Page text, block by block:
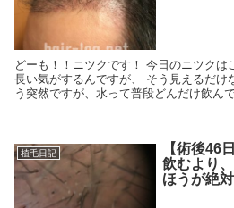
どーも！！ニツクです！ 今日のニツク
長い気がするんですが、 そう見えるだけ
う突然ですが、水って普段どんだけ飲ん
植毛日記
【術後46
飲むより
ほうが絶